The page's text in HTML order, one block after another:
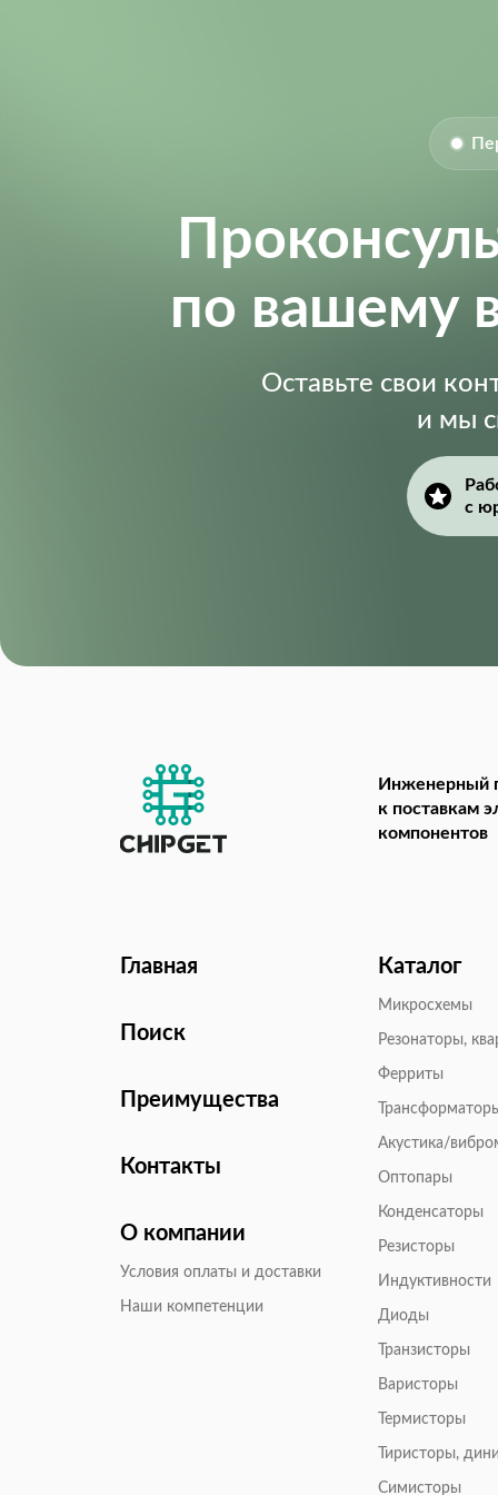
по вашему
Оставьте свои
и мы
с
Инженерный
к поставкам
компонентов
Главная
Поиск
Преимущества
Контакты
О компании
Условия оплаты и доставки
Наши компетенции
Каталог
Микросхемы
Резонаторы,
Ферриты
Акустика/
Оптопары
Конденсаторы
Резисторы
Индуктивности
Диоды
Транзисторы
Варисторы
Термисторы
Тиристоры,
Симисторы